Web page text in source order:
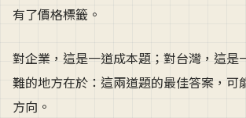
有了價格標籤。
對企業，這是一道成本題；對台灣，這是
難的地方在於：這兩道題的最佳答案，可
方向。